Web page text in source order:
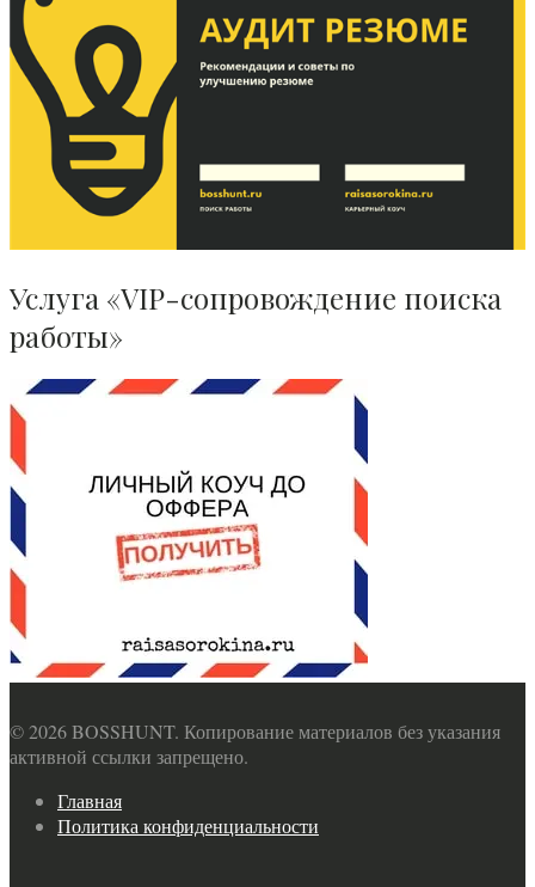
Услуга «VIP-сопровождение поиска
работы»
© 2026 BOSSHUNT. Копирование материалов без указания
активной ссылки запрещено.
Главная
Политика конфиденциальности